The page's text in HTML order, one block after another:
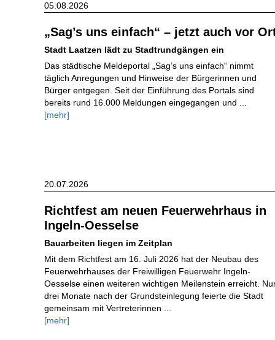
„Sag’s uns einfach“ – jetzt auch vor
Stadt Laatzen lädt zu Stadtrundgängen ein
Das städtische Meldeportal „Sag’s uns einfach“ nimmt
täglich Anregungen und Hinweise der Bürgerinnen und
Bürger entgegen. Seit der Einführung des Portals sind
bereits rund 16.000 Meldungen eingegangen und ...
[mehr]
05.08.2026
Richtfest am neuen Feuerwehrhaus in
Ingeln-Oesselse
Bauarbeiten liegen im Zeitplan
Mit dem Richtfest am 16. Juli 2026 hat der Neubau des
Feuerwehrhauses der Freiwilligen Feuerwehr Ingeln-
Oesselse einen weiteren wichtigen Meilenstein erreicht.
drei Monate nach der Grundsteinlegung feierte die Stadt
gemeinsam mit Vertreterinnen ...
[mehr]
20.07.2026